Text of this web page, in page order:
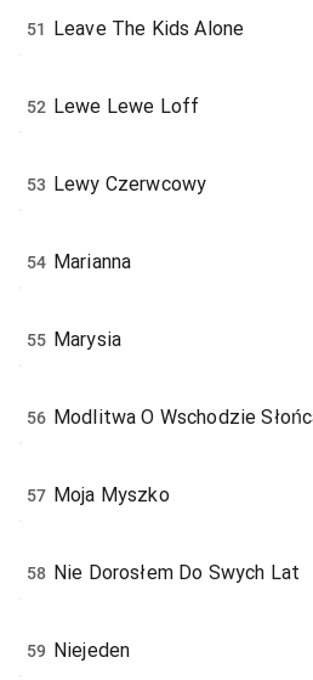
51 Leave The Kids Alone
52 Lewe Lewe Loff
53 Lewy Czerwcowy
54 Marianna
55 Marysia
56 Modlitwa O Wschodzie
57 Moja Myszko
58 Nie Dorosłem Do Swych Lat
59 Niejeden